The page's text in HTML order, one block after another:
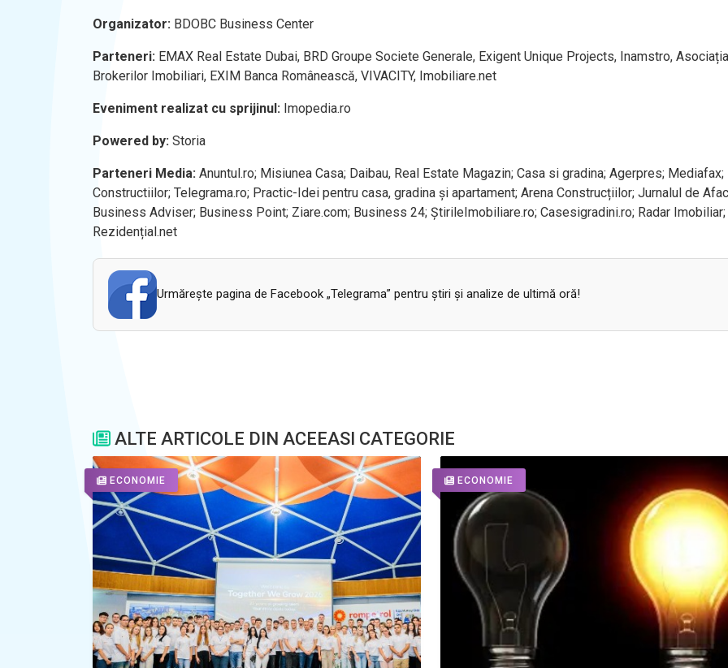
Organizator: BDOBC Business Center
Parteneri: EMAX Real Estate Dubai, BRD Groupe Societe Generale, Exigent Unique Projects, Inamstro, Asociația
Brokerilor Imobiliari, EXIM Banca Românească, VIVACITY, Imobiliare.net
Eveniment realizat cu sprijinul: Imopedia.ro
Powered by: Storia
Parteneri Media: Anuntul.ro; Misiunea Casa; Daibau, Real Estate Magazin; Casa si gradina; Agerpres; Mediafax;
Constructiilor; Telegrama.ro; Practic-Idei pentru casa, gradina și apartament; Arena Construcțiilor; Jurnalul de
Business Adviser; Business Point; Ziare.com; Business 24; ȘtirileImobiliare.ro; Casesigradini.ro; Radar Imobiliar;
Rezidențial.net
Urmăreşte pagina de Facebook „Telegrama” pentru ştiri şi analize de ultimă oră!
ALTE ARTICOLE DIN ACEEASI CATEGORIE
ECONOMIE ECONOMIE